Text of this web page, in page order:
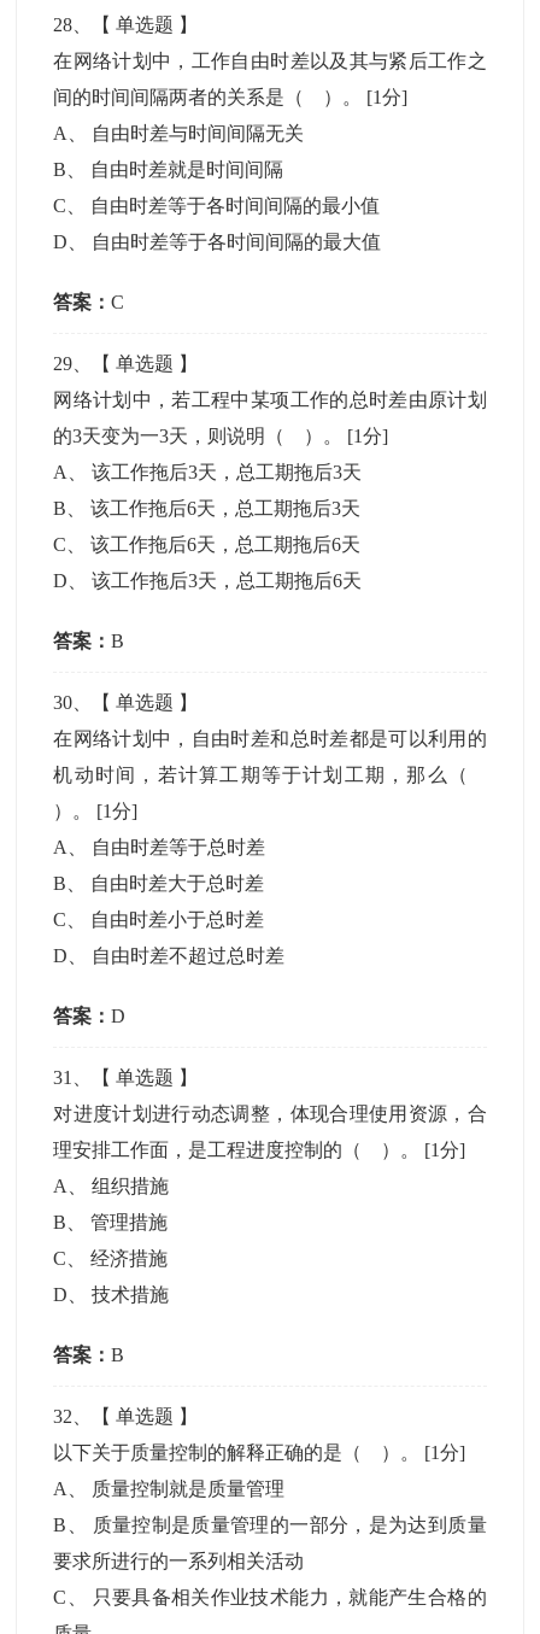
28 、【单选题 】
在网络计划中，工作自由时差以及其与紧后工作之
间的时间间隔两者的关系是（ ）。 [1分]
A
自由时差与时间间隔无关
B
自由时差就是时间间隔
C
自由时差等于各时间间隔的最小值
D
自由时差等于各时间间隔的最大值
答案：C
29 、【单选题 】
网络计划中，若工程中某项工作的总时差由原计划
的3天变为一3天，则说明（ ）。 [1分]
A
、该工作拖后3天，总工期拖后3天
B 、该工作拖后6天，总工期拖后3天
C 、该工作拖后6天，总工期拖后6天
D 、该工作拖后3天，总工期拖后6天
答案：B
30 、【单选题 】
在网络计划中，自由时差和总时差都是可以利用的
机动时间，若计算工期等于计划工期，那么（
）。 [1分]
A
自由时差等于总时差
B
自由时差大于总时差
C
自由时差小于总时差
D
自由时差不超过总时差
答案：D
31 、【单选题 】
对进度计划进行动态调整，体现合理使用资源，合
理安排工作面，是工程进度控制的（ ）。 [1分]
A
、组织措施
B 、管理措施
C 、经济措施
D 、技术措施
答案：B
32 、【单选题 】
以下关于质量控制的解释正确的是（ ）。 [1分]
A
质量控制就是质量管理
B
质量控制是质量管理的一部分，是为达到质量
要求所进行的一系列相关活动
C
只要具备相关作业技术能力，就能产生合格的